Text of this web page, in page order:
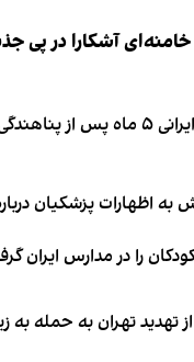
خامنه‌ای آشکارا در
شدند
اظهارات پزشکیان
را در مدارس ایران
تهدید تهران به حمله